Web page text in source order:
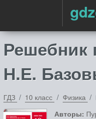
Решебник
Н.Е.
ГДЗ 10 класс Физика
Авторы: